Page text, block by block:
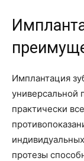
Имплантация
универсальной
практически
протезы